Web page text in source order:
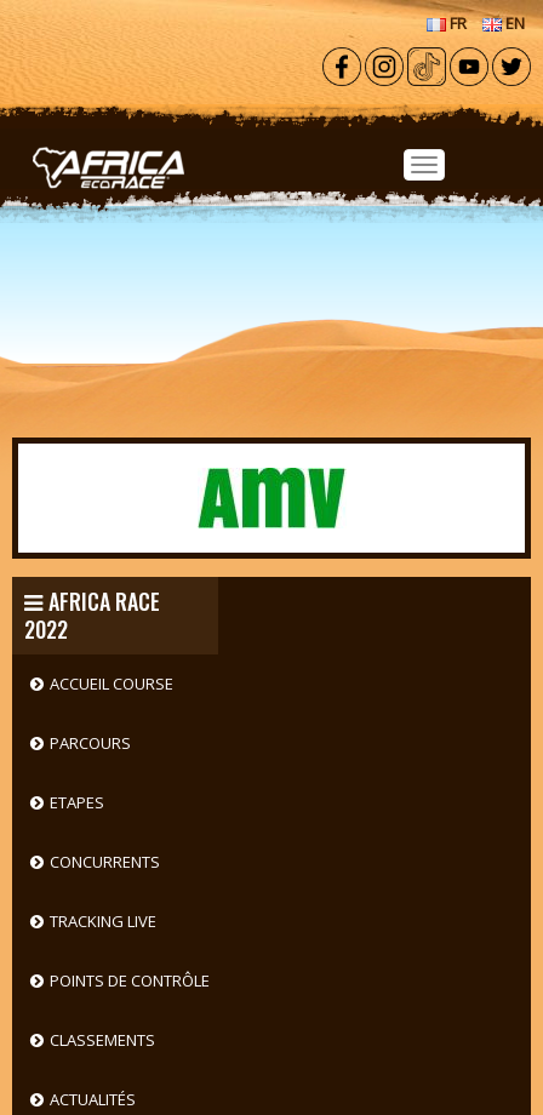
Aller au contenu principal
FR EN
AFRICA RACE
2022
ACCUEIL COURSE
PARCOURS
ETAPES
CONCURRENTS
TRACKING LIVE
POINTS DE CONTRÔLE
CLASSEMENTS
ACTUALITÉS